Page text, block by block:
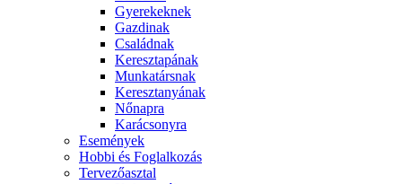
Gyerekeknek
Gazdinak
Családnak
Keresztapának
Munkatársnak
Keresztanyának
Nőnapra
Karácsonyra
Események
Hobbi és Foglalkozás
Tervezőasztal